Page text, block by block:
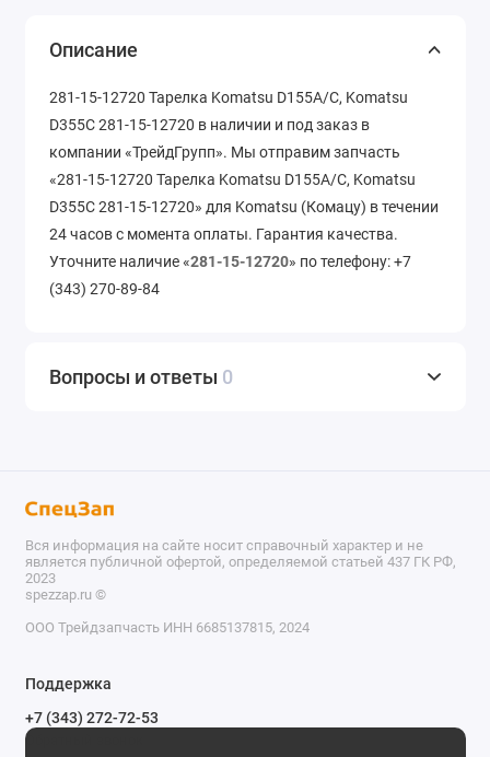
Описание
281-15-12720 Тарелка Komatsu D155A/C, Komatsu
D355C 281-15-12720 в наличии и под заказ в
компании «ТрейдГрупп». Мы отправим запчасть
«281-15-12720 Тарелка Komatsu D155A/C, Komatsu
D355C 281-15-12720» для Komatsu (Комацу) в течении
24 часов с момента оплаты. Гарантия качества.
Уточните наличие «281-15-12720» по телефону: +7
(343) 270-89-84
Вопросы и ответы 0
Вся информация на сайте носит справочный характер и не
является публичной офертой, определяемой статьей 437 ГК РФ,
2023
spezzap.ru ©️
ООО Трейдзапчасть ИНН 6685137815, 2024
Поддержка
+7 (343) 272-72-53
Обратный звонок